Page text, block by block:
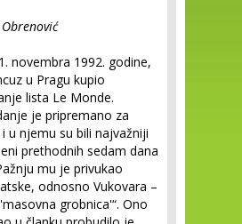
novembra 1992. godine,
u Pragu kupio
lista Le Monde.
je pripremano za
u njemu su bili najvažniji
prethodnih sedam dana
mu je privukao
odnosno Vukovara –
grobnica'“. Ono